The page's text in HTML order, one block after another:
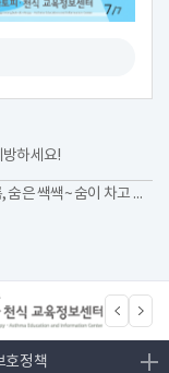
방하세요!
[카드뉴스] 뽀득주의보! 기침은 콜록콜록, 숨은 쌕쌕~ 숨이 차고 가슴이 답답한 사람 주목!!
호정책